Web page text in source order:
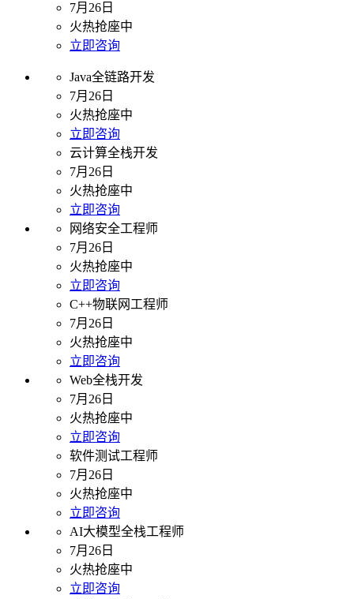
7月26日
火热抢座中
立即咨询
Java全链路开发
7月26日
火热抢座中
立即咨询
云计算全栈开发
7月26日
火热抢座中
立即咨询
网络安全工程师
7月26日
火热抢座中
立即咨询
C++物联网工程师
7月26日
火热抢座中
立即咨询
Web全栈开发
7月26日
火热抢座中
立即咨询
软件测试工程师
7月26日
火热抢座中
立即咨询
AI大模型全栈工程师
7月26日
火热抢座中
立即咨询